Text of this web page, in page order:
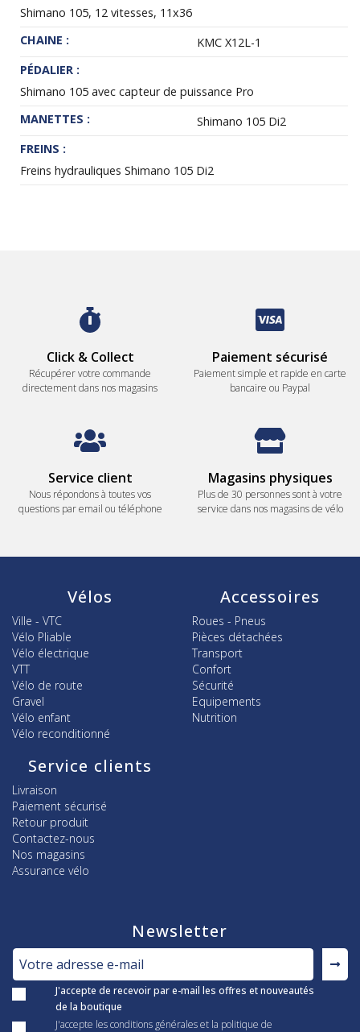
Shimano 105, 12 vitesses, 11x36
CHAINE :
KMC X12L-1
PÉDALIER :
Shimano 105 avec capteur de puissance Pro
MANETTES :
Shimano 105 Di2
FREINS :
Freins hydrauliques Shimano 105 Di2
Click & Collect
Récupérer votre commande
directement dans nos magasins
Paiement sécurisé
Paiement simple et rapide en carte
bancaire ou Paypal
Service client
Nous répondons à toutes vos
questions par email ou téléphone
Magasins physiques
Plus de 30 personnes sont à votre
service dans nos magasins de vélo
Vélos
Ville - VTC
Vélo Pliable
Vélo électrique
VTT
Vélo de route
Gravel
Vélo enfant
Vélo reconditionné
Accessoires
Roues - Pneus
Pièces détachées
Transport
Confort
Sécurité
Equipements
Nutrition
Service clients
Livraison
Paiement sécurisé
Retour produit
Contactez-nous
Nos magasins
Assurance vélo
Newsletter
J'accepte de recevoir par e-mail les offres et nouveautés
de la boutique
J'accepte les conditions générales et la politique de